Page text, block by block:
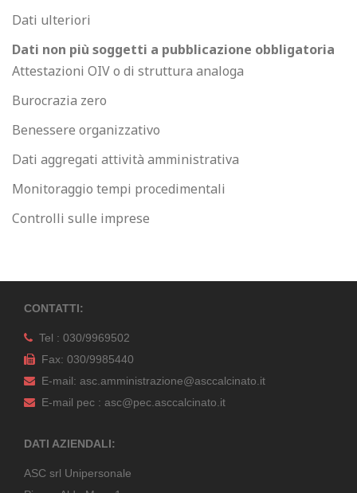
Dati ulteriori
Dati non più soggetti a pubblicazione obbligatoria
Attestazioni OIV o di struttura analoga
Burocrazia zero
Benessere organizzativo
Dati aggregati attività amministrativa
Monitoraggio tempi procedimentali
Controlli sulle imprese
CONTATTI:
Tel : 030/9969502
Fax: 030/9985440
E-mail: asc.amministrazione@asccalcinato.it
E-mail pec : asc@pec.asccalcinato.it
DATI AZIENDALI:
ASC srl Unipersonale